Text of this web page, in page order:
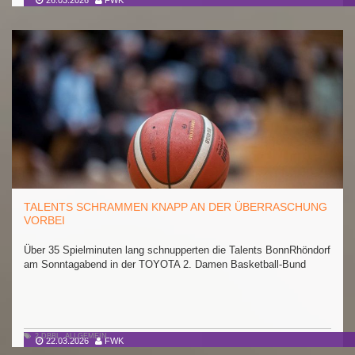
22.03.2026 FWK
TALENTS SCHRAMMEN KNAPP AN DER ÜBERRASCHUNG
VORBEI
Über 35 Spielminuten lang schnupperten die Talents BonnRhöndorf
am Sonntagabend in der TOYOTA 2. Damen Basketball-Bund
2.DBBL,ALLGEMEIN